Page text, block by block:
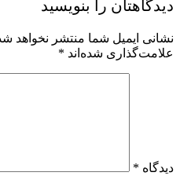
را بنویسید
ایمیل شما منتشر نخواهد شد.
شده‌اند*
*